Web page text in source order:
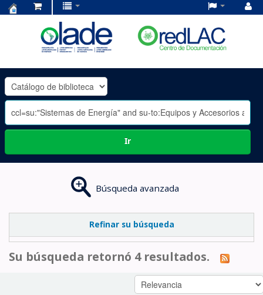
OLADE
-
Ir
Búsqueda avanzada
Refinar su búsqueda
Su búsqueda retornó 4 resultados.